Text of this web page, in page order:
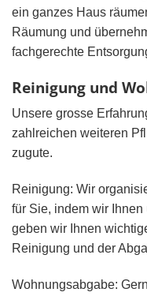
ein ganzes Haus
Räumung und
fachgerechte
Reinigung und
Unsere grosse
zahlreichen weiteren
zugute.
Reinigung: Wir
für Sie, indem wir
geben wir Ihnen
Reinigung und der
Wohnungsabgabe: